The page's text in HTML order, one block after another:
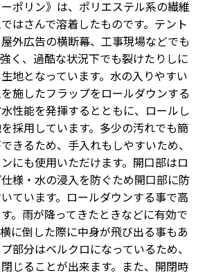
ポリン》は、ポリエステル系の繊維
はさんで溶着したものです。テント
外広告の横断幕、工事現場などでも
く、過酷な状況下でも裂けたりしに
地となっています。水の入りやすい
施したフラップをロールダウンする
性能を発揮するとともに、ロールし
採用しています。多少の汚れでも簡
きるため、手入れもしやすいため、
にも使用いただけます。開口部はロ
様・水の浸入を防ぐため開口部に防
ています。ロールダウンする事で高
。雨が降ってきたときなどに有効で
に倒した際に中身が飛び出る事もあ
部分はベルクロになっているため、
じることが出来ます。また、開閉時